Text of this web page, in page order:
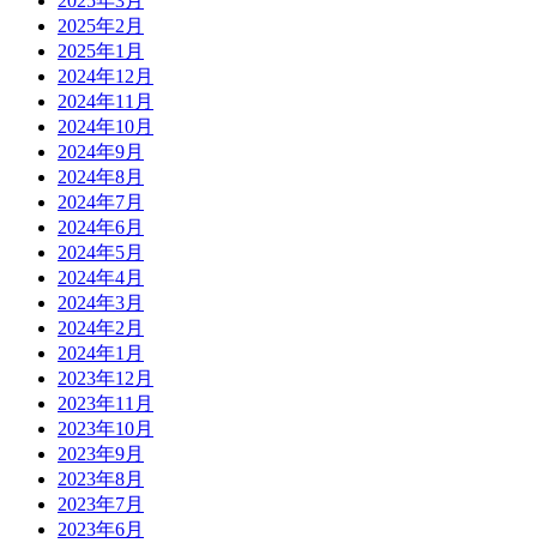
2025年2月
2025年1月
2024年12月
2024年11月
2024年10月
2024年9月
2024年8月
2024年7月
2024年6月
2024年5月
2024年4月
2024年3月
2024年2月
2024年1月
2023年12月
2023年11月
2023年10月
2023年9月
2023年8月
2023年7月
2023年6月